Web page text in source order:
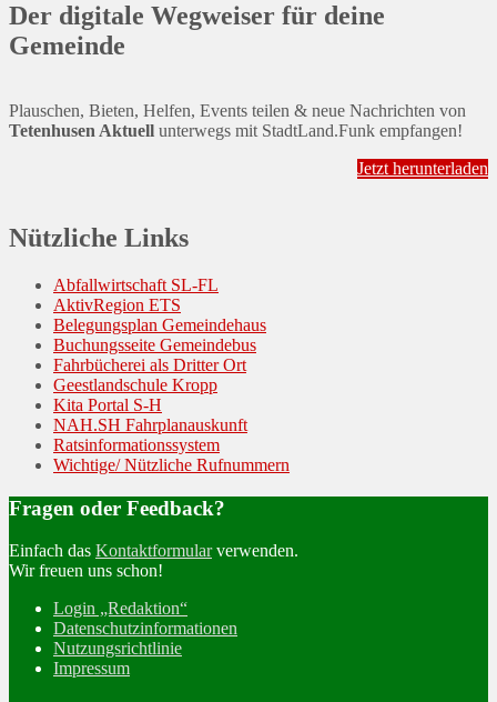
Der digitale Wegweiser für deine
Gemeinde
Plauschen, Bieten, Helfen, Events teilen & neue Nachrichten von
Tetenhusen Aktuell unterwegs mit StadtLand.Funk empfangen!
Jetzt herunterladen
Nützliche Links
Abfallwirtschaft SL-FL
AktivRegion ETS
Belegungsplan Gemeindehaus
Buchungsseite Gemeindebus
Fahrbücherei als Dritter Ort
Geestlandschule Kropp
Kita Portal S-H
NAH.SH Fahrplanauskunft
Ratsinformationssystem
Wichtige/ Nützliche Rufnummern
Fragen oder Feedback?
Einfach das Kontaktformularverwenden.
Wir freuen uns schon!
Login „Redaktion“
Datenschutzinformationen
Nutzungsrichtlinie
Impressum